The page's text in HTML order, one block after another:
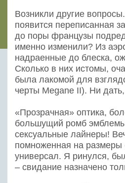
Возникли другие
появится переписанная
до поры французы
именно изменили? Из
надраенные до блеска,
Сколько в них истомы,
была лакомой для
черты Megane II). Ни
«Прозрачная» оптика,
большущий ромб
сексуальные лайнеры!
помноженная на размеры
универсал. Я ринулся,
– свидание назначено